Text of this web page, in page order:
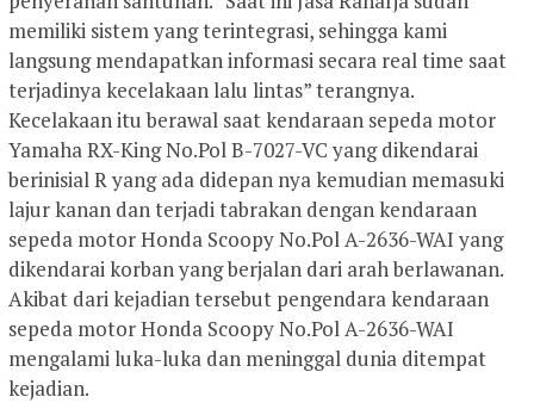
memiliki sistem yang terintegrasi, sehingga kami
langsung mendapatkan informasi secara real time saat
terjadinya kecelakaan lalu lintas” terangnya.
Kecelakaan itu berawal saat kendaraan sepeda motor
Yamaha RX-King No.Pol B-7027-VC yang dikendarai
berinisial R yang ada didepan nya kemudian memasuki
lajur kanan dan terjadi tabrakan dengan kendaraan
sepeda motor Honda Scoopy No.Pol A-2636-WAI yang
dikendarai korban yang berjalan dari arah berlawanan.
Akibat dari kejadian tersebut pengendara kendaraan
sepeda motor Honda Scoopy No.Pol A-2636-WAI
mengalami luka-luka dan meninggal dunia ditempat
kejadian.